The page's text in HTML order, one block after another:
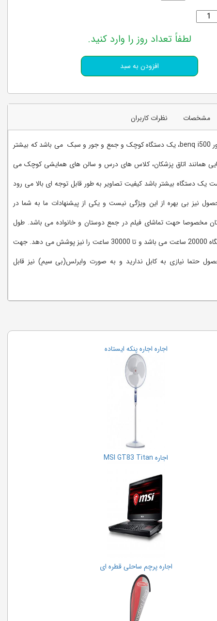
لطفاً تعداد روز را وارد کنید.
مشخصات نظرات کاربران
اجاره ویدئو پروژکتور benq i500، یک دستگاه کوچک و جمع و جور و سبک می باشد که بیشتر
همانند اتاق پزشکان، کلاس های درس و سالن های همایشی کوچک می
یک دستگاه بیشتر باشد کیفیت تصاویر به طور قابل توجه ای بالا می رود
نیز بی بهره از این ویژگی نیست و یکی از پیشنهادات ما به شما در
مخصوصا حهت تماشای فیلم در جمع دوستان و خانواده می باشد. طول
عمر لامپ این دستگاه 20000 ساعت می باشد و تا 30000 ساعت را نیز پوشش می دهد. جهت
حتما نیازی به کابل ندارید و به صورت وایرلس(بی سیم) نیز قابل
اجاره اجاره پنکه ایستاده
اجاره MSI GT83 Titan
اجاره پرچم ساحلی قطره ای